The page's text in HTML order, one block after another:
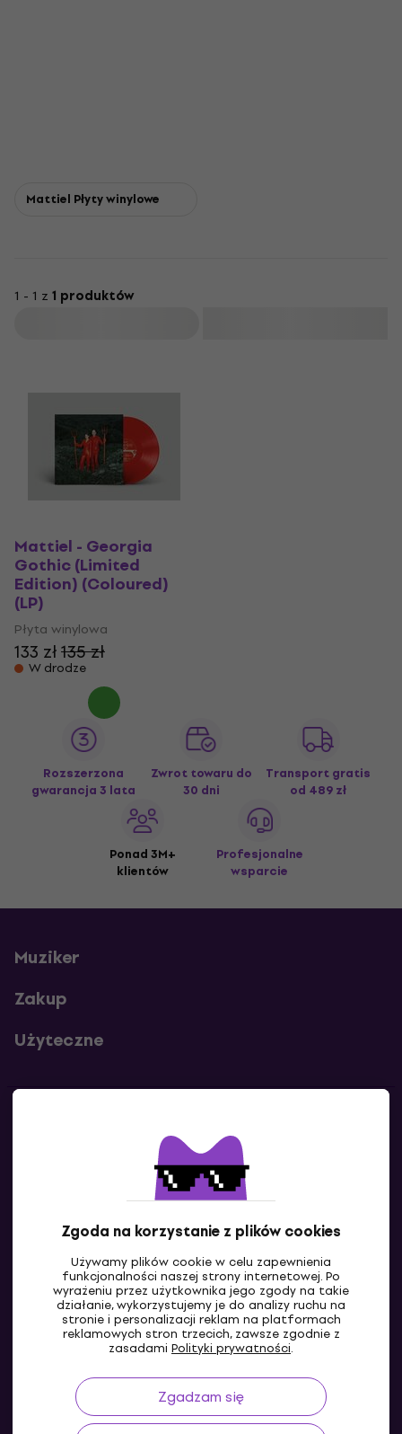
Zgoda na korzystanie z plików cookies
Używamy plików cookie w celu zapewnienia
funkcjonalności naszej strony internetowej. Po
wyrażeniu przez użytkownika jego zgody na takie
działanie, wykorzystujemy je do analizy ruchu na
stronie i personalizacji reklam na platformach
reklamowych stron trzecich, zawsze zgodnie z
zasadami Polityki prywatności.
Zgadzam się
Mattiel Płyty winylowe
1 - 1 z 1 produktów
Mattiel - Georgia
Gothic (Limited
Edition) (Coloured)
(LP)
Płyta winylowa
133 zł135 zł
W drodze
Rozszerzona
gwarancja 3 lata
Zwrot towaru do
30 dni
Transport gratis
od 489 zł
Ponad 3M+
klientów
Profesjonalne
wsparcie
Muziker
Zakup
Użyteczne
Skontaktuj się z nami
PL